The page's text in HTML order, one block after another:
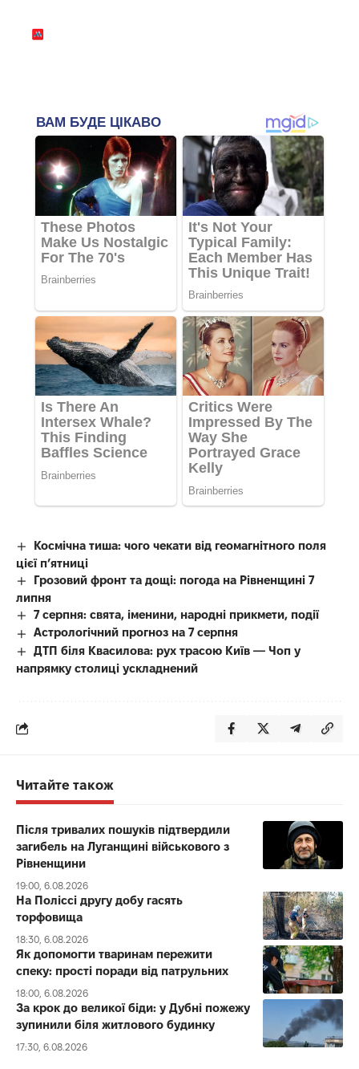
Космічна тиша: чого чекати від геомагнітного поля
цієї п’ятниці
Грозовий фронт та дощі: погода на Рівненщині 7
липня
7 серпня: свята, іменини, народні прикмети, події
Астрологічний прогноз на 7 серпня
ДТП біля Квасилова: рух трасою Київ — Чоп у
напрямку столиці ускладнений
Читайте також
Після тривалих пошуків підтвердили
загибель на Луганщині військового з
Рівненщини
19:00, 6.08.2026
На Поліссі другу добу гасять
торфовища
18:30, 6.08.2026
Як допомогти тваринам пережити
спеку: прості поради від патрульних
18:00, 6.08.2026
За крок до великої біди: у Дубні пожежу
зупинили біля житлового будинку
17:30, 6.08.2026